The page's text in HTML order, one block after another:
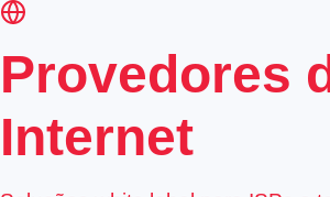
Provedores
Internet